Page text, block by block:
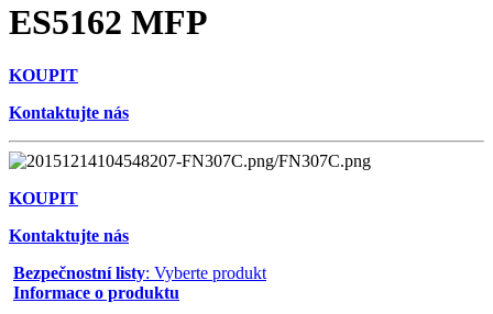
ES5162 MFP
KOUPIT
Kontaktujte nás
KOUPIT
Kontaktujte nás
Bezpečnostní listy: Vyberte produkt
Informace o produktu